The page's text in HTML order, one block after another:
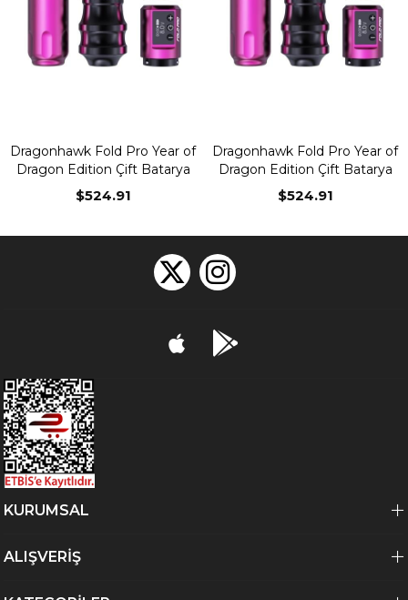
Dragonhawk Fold Pro Year of
Dragon Edition Çift Batarya
$524.91
Dragonhawk Fold Pro Year of
Dragon Edition Çift Batarya
$524.91
KURUMSAL
ALIŞVERİŞ